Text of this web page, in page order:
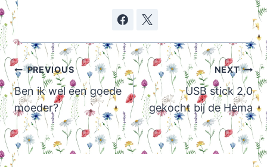
Post
navigation
PREVIOUS
Ben ik wel een goede
moeder?
NEXT
USB stick 2.0
gekocht bij de Hema